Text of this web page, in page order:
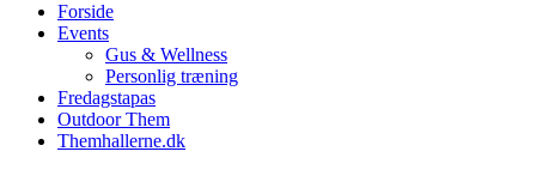
Forside
Events
Gus & Wellness
Personlig træning
Fredagstapas
Outdoor Them
Themhallerne.dk